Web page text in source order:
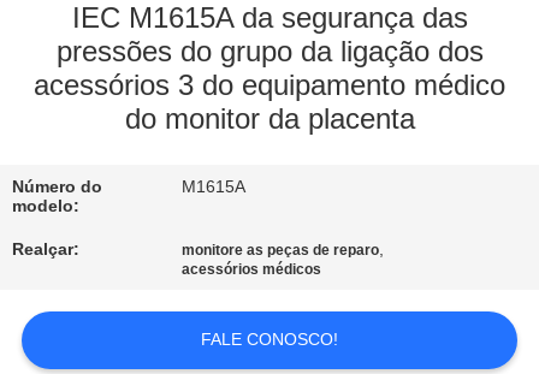
VISITA
FÁBRICA
CONTROLE
DE
QUALIDADE
CONTACTE-
IEC M1615A da segurança das
pressões do grupo da ligação dos
acessórios 3 do equipamento médico
do monitor da placenta
Número do
modelo:
M1615A
Realçar: monitore as peças de reparo,
acessórios médicos
FALE CONOSCO!